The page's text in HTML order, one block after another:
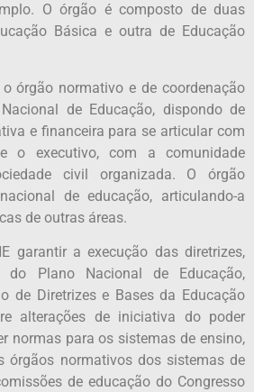
O órgão é composto de duas
Básica e outra de Educação
o órgão normativo e de coordenação
de Educação, dispondo de
e financeira para se articular com
o executivo, com a comunidade
civil organizada. O órgão
de educação, articulando-a
de outras áreas.
garantir a execução das diretrizes,
do Plano Nacional de Educação,
de Diretrizes e Bases da Educação
alterações de iniciativa do poder
normas para os sistemas de ensino,
órgãos normativos dos sistemas de
de educação do Congresso